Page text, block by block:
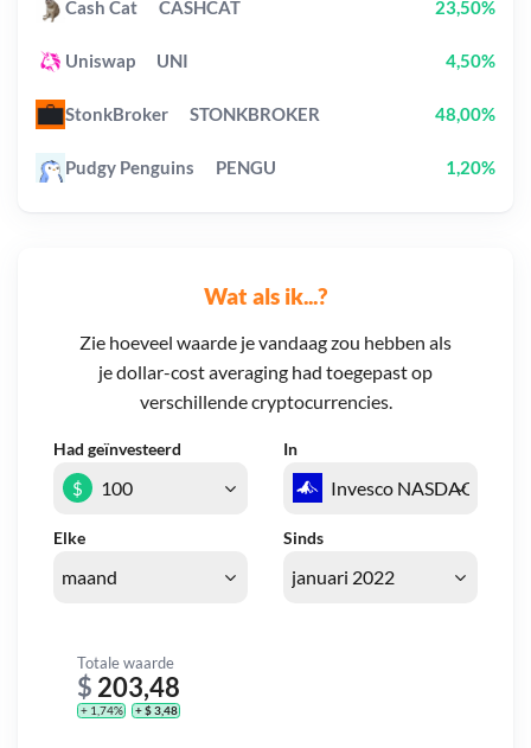
Wat als ik...?
Zie hoeveel waarde je vandaag zou hebben als
je dollar-cost averaging had toegepast op
verschillende cryptocurrencies.
Had geïnvesteerd In
Elke Sinds
$
Totale waarde
$ 203,48
+ 1,74% + $ 3,48
Cash Cat CASHCAT 23,50%
Uniswap UNI 4,50%
StonkBroker STONKBROKER 48,00%
Pudgy Penguins PENGU 1,20%